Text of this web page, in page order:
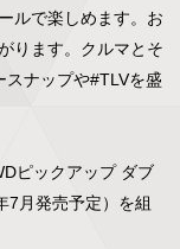
ルで楽しめます。お
ります。クルマとそ
ナップや#TLVを盛
ピックアップ ダブ
7月発売予定）を組